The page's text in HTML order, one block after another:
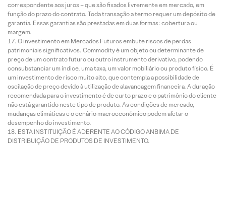
correspondente aos juros – que são fixados livremente em mercado, em
função do prazo do contrato. Toda transação a termo requer um depósito de
garantia. Essas garantias são prestadas em duas formas: cobertura ou
margem.
O investimento em Mercados Futuros embute riscos de perdas
patrimoniais significativos. Commodity é um objeto ou determinante de
preço de um contrato futuro ou outro instrumento derivativo, podendo
consubstanciar um índice, uma taxa, um valor mobiliário ou produto físico. É
um investimento de risco muito alto, que contempla a possibilidade de
oscilação de preço devido à utilização de alavancagem financeira. A duração
recomendada para o investimento é de curto prazo e o patrimônio do cliente
não está garantido neste tipo de produto. As condições de mercado,
mudanças climáticas e o cenário macroeconômico podem afetar o
desempenho do investimento.
ESTA INSTITUIÇÃO É ADERENTE AO CÓDIGO ANBIMA DE
DISTRIBUIÇÃO DE PRODUTOS DE INVESTIMENTO.